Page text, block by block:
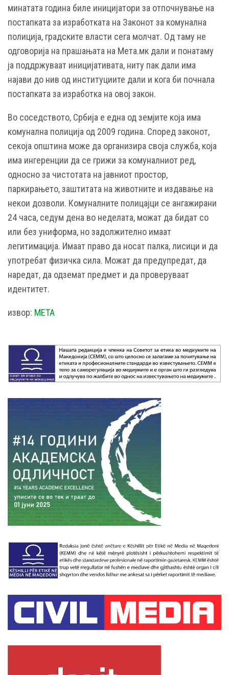
минатата година биле иницијатори за отпочнување на
постапката за изработката на Законот за комунална
полиција, градските власти сега молчат. Од таму не
одговорија на прашањата на Мета.мк дали и понатаму
ја поддржуваат иницијативата, ниту пак дали има
најави до нив од институциите дали и кога би почнала
постапката за изработка на овој закон.
Во соседството, Србија е една од земјите која има
комунална полиција од 2009 година. Според законот,
секоја општина може да организира своја служба, која
има ингеренции да се грижи за комуналниот ред,
односно за чистотата на јавниот простор,
паркирањето, заштитата на животните и издавање на
некои дозволи. Комуналните полицајци се ангажирани
24 часа, седум дена во неделата, можат да бидат со
или без униформа, но задолжително имаат
легитимација. Имаат право да носат палка, лисици и да
употребат физичка сила. Можат да предупредат, да
наредат, да одземат предмет и да проверуваат
идентитет.
извор: МЕТА